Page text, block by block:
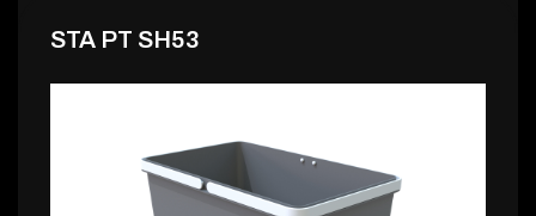
STA PT SH53